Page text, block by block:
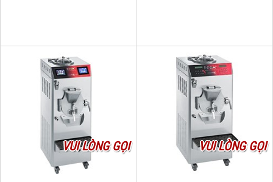
VUI LÒNG GỌI VUI LÒNG GỌI